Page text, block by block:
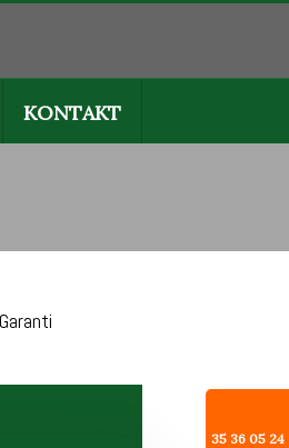
35 36 05 24
KONTAKT